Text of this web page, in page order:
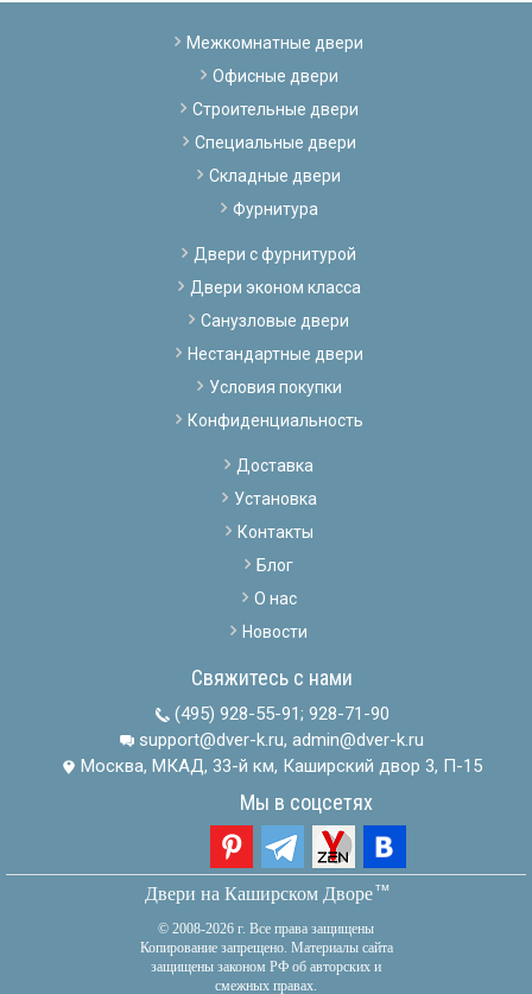
Межкомнатные двери
Офисные двери
Строительные двери
Специальные двери
Складные двери
Фурнитура
Двери с фурнитурой
Двери эконом класса
Санузловые двери
Нестандартные двери
Условия покупки
Конфиденциальность
Доставка
Установка
Контакты
Блог
О нас
Новости
Свяжитесь с нами
(495) 928-55-91; 928-71-90
support@dver-k.ru, admin@dver-k.ru
Москва, МКАД, 33-й км, Каширский двор 3, П-15
Мы в соцсетях
Двери на Каширском Дворетм
© 2008-2026 г. Все права защищены
Копирование запрещено. Материалы сайта
защищены законом РФ об авторских и
смежных правах.